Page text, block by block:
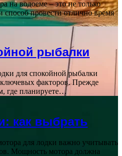
на водоеме – это не только
способ провести отлично время
рыбалки
для спокойной рыбалки
факторов. Прежде
где планируете…
как выбрать
для лодки важно учитывать
Мощность мотора должна